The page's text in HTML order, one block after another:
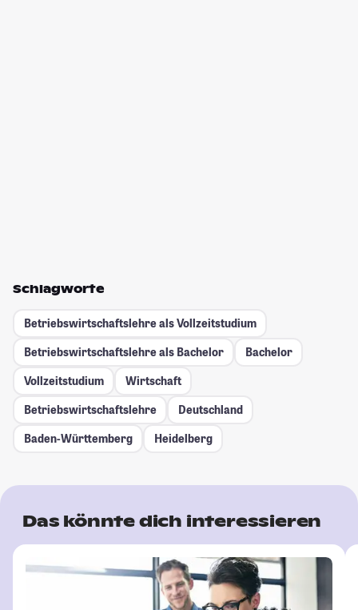
Schlagworte
Betriebswirtschaftslehre als Vollzeitstudium
Betriebswirtschaftslehre als Bachelor
Bachelor
Vollzeitstudium
Wirtschaft
Betriebswirtschaftslehre
Deutschland
Baden-Württemberg
Heidelberg
Das könnte dich interessieren